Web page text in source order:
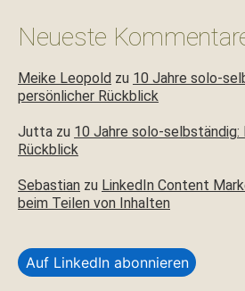
Neueste
Meike Leopold zu 10 Jahre solo-
persönlicher Rückblick
Jutta zu 10 Jahre solo-selbständig:
Rückblick
Sebastian zu LinkedIn Content
beim Teilen von Inhalten
Auf LinkedIn abonnieren